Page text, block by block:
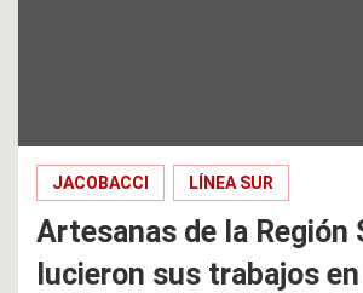
JACOBACCI LÍNEA SUR
Artesanas de la Región
lucieron sus trabajos